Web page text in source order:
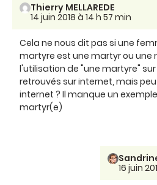
Thierry MELLAREDE
14 juin 2018 à 14 h 57 min
Cela ne nous dit pas si une
martyre est une martyr ou une
l'utilisation de "une martyre"
retrouvés sur internet, mais
internet ? Il manque un
martyr(e)
16 juin